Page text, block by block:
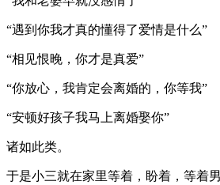
“遇到你我才真的懂得了爱情是什么”
“相见恨晚，你才是真爱”
“你放心，我肯定会离婚的，你等我”
“安顿好孩子我马上离婚娶你”
诸如此类。
于是小三就在家里等着，盼着，等着